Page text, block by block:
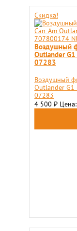
Скидка!
Воздушный
Outlander
07283
Воздушный
Outlander G1
07283
4 500 ₽